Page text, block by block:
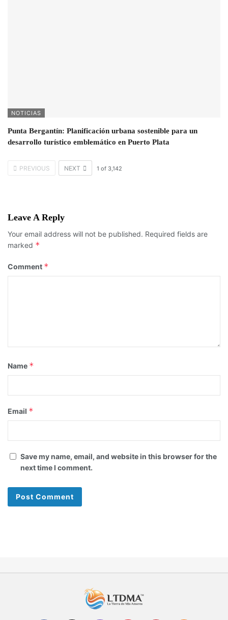
NOTICIAS
Punta Bergantín: Planificación urbana sostenible para un
desarrollo turístico emblemático en Puerto Plata
PREVIOUS NEXT 1 of 3,142
Leave A Reply
Your email address will not be published. Required fields are
marked *
Comment *
Name *
Email *
Save my name, email, and website in this browser for the
next time I comment.